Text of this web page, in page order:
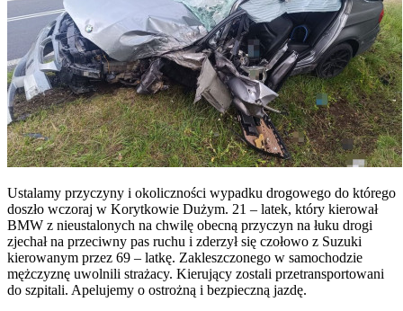
Ustalamy przyczyny i okoliczności wypadku drogowego do którego
doszło wczoraj w Korytkowie Dużym. 21 – latek, który kierował
BMW z nieustalonych na chwilę obecną przyczyn na łuku drogi
zjechał na przeciwny pas ruchu i zderzył się czołowo z Suzuki
kierowanym przez 69 – latkę. Zakleszczonego w samochodzie
mężczyznę uwolnili strażacy. Kierujący zostali przetransportowani
do szpitali. Apelujemy o ostrożną i bezpieczną jazdę.